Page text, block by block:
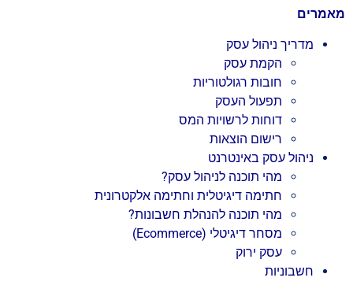
מאמרים
מדריך ניהול עסק
הקמת עסק
חובות רגולטוריות
תפעול העסק
דוחות לרשויות המס
רישום הוצאות
ניהול עסק באינטרנט
מהי תוכנה לניהול עסק?
חתימה דיגיטלית וחתימה אלקטרונית
מהי תוכנה להנהלת חשבונות?
מסחר דיגיטלי (Ecommerce)
עסק ירוק
חשבוניות